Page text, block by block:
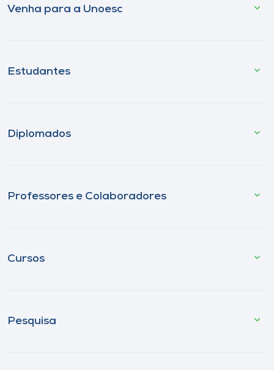
Venha para a Unoesc
Estudantes
Diplomados
Professores e Colaboradores
Cursos
Pesquisa